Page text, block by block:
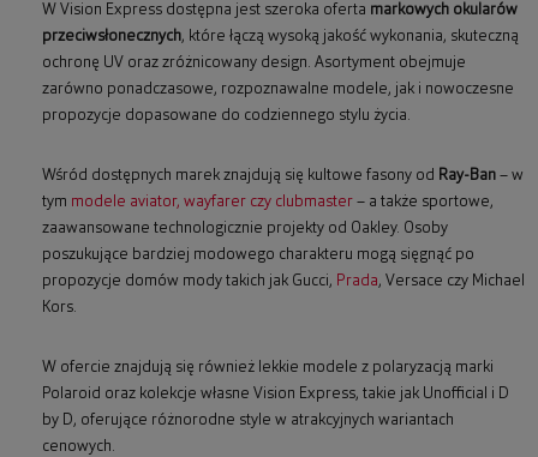
W Vision Express dostępna jest szeroka oferta markowych okularów
przeciwsłonecznych, które łączą wysoką jakość wykonania, skuteczną
ochronę UV oraz zróżnicowany design. Asortyment obejmuje
zarówno ponadczasowe, rozpoznawalne modele, jak i nowoczesne
propozycje dopasowane do codziennego stylu życia.
Wśród dostępnych marek znajdują się kultowe fasony od Ray-Ban – w
tym modele aviator, wayfarer czy clubmaster – a także sportowe,
zaawansowane technologicznie projekty od Oakley. Osoby
poszukujące bardziej modowego charakteru mogą sięgnąć po
propozycje domów mody takich jak Gucci, Prada, Versace czy Michael
Kors.
W ofercie znajdują się również lekkie modele z polaryzacją marki
Polaroid oraz kolekcje własne Vision Express, takie jak Unofficial i D
by D, oferujące różnorodne style w atrakcyjnych wariantach
cenowych.